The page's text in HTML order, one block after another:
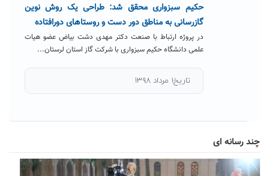
حکیم سبزواری محقق شد: طراحی یک روش نوین
گازرسانی به مناطق دور دست و روستاهای دورافتاده
در پروژه ارتباط با صنعت دکتر مهدی دشت بیاض عضو هیات
علمی دانشگاه حکیم سبزواری با شرکت گاز استان لرستان...
تاریخ۱ مرداد ۱۳۹۸
چند رسانه ای